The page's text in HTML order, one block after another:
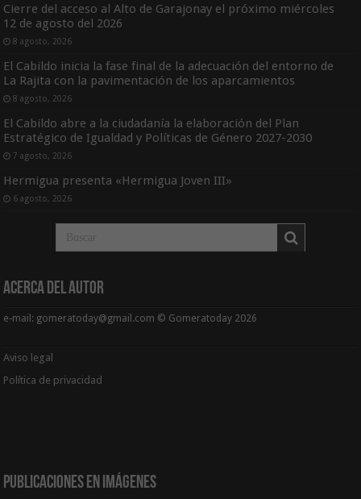
Cierre del acceso al Alto de Garajonay el próximo miércoles
12 de agosto del 2026
8 agosto, 2026
El Cabildo inicia la fase final de la adecuación del entorno de
La Rajita con la pavimentación de los aparcamientos
8 agosto, 2026
El Cabildo abre a la ciudadanía la elaboración del Plan
Estratégico de Igualdad y Políticas de Género 2027-2030
7 agosto, 2026
Hermigua presenta «Hermigua Joven III»
6 agosto, 2026
Acerca del Autor
e-mail: gomeratoday@gmail.com © Gomeratoday 2026
Aviso legal
Política de privacidad
Publicaciones en Imágenes